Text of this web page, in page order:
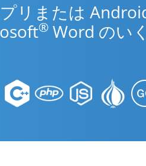
リまたは
® Word のい